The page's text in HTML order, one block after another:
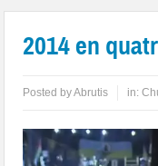
2014 en
Posted byAbrutis in:
Lecteur
vidéo